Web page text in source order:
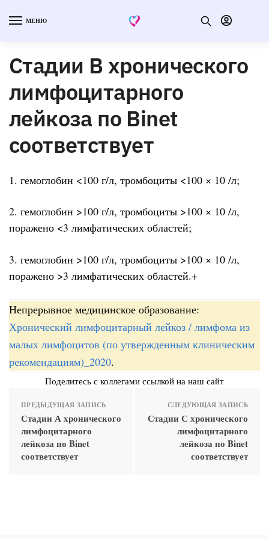
МЕНЮ
Стадии В хронического
лимфоцитарного
лейкоза по Binet
соответствует
1. гемоглобин <100 г/л, тромбоциты <100 × 10 /л;
2. гемоглобин >100 г/л, тромбоциты >100 × 10 /л,
поражено <3 лимфатических областей;
3. гемоглобин >100 г/л, тромбоциты >100 × 10 /л,
поражено >3 лимфатических областей.+
Непрерывное медицинское образование:
Хронический лимфоцитарный лейкоз / лимфома из
малых лимфоцитов (по утвержденным клиническим
рекомендациям)_2020.
Поделитесь с коллегами ссылкой на наш сайт
ПРЕДЫДУЩАЯ ЗАПИСЬ
Стадии А хронического
лимфоцитарного
лейкоза по Binet
соответствует
СЛЕДУЮЩАЯ ЗАПИСЬ
Стадии С хронического
лимфоцитарного
лейкоза по Binet
соответствует